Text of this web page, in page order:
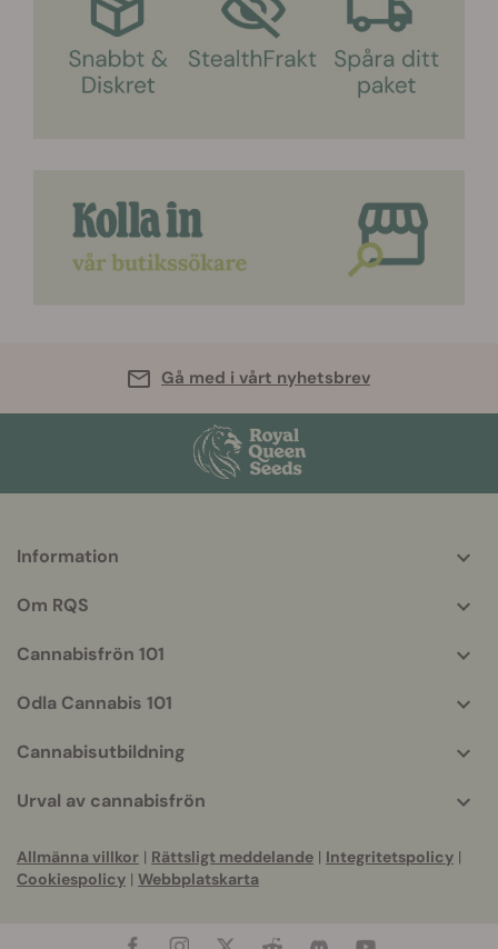
Gå med i vårt nyhetsbrev
info
Information
Om RQS
Cannabisfrön 101
Odla Cannabis 101
Cannabisutbildning
Urval av cannabisfrön
Allmänna villkor | Rättsligt meddelande | Integritetspolicy |
Cookiespolicy | Webbplatskarta